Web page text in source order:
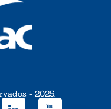
- 2025.